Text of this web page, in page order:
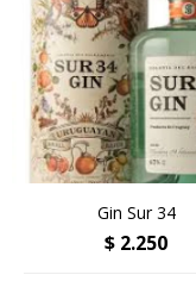
Gin Sur 34
$ 2.250